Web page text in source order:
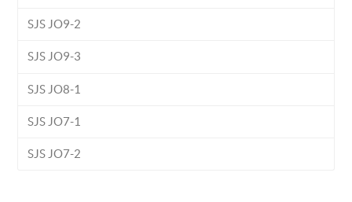
SJS JO9-2
SJS JO9-3
SJS JO8-1
SJS JO7-1
SJS JO7-2